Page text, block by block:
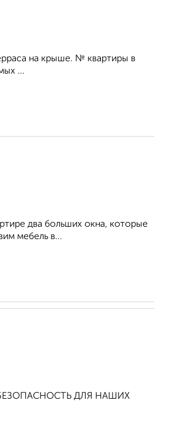
на крыше. № квартиры в
...
два больших окна, которые
мебель в...
БЕЗОПАСНОСТЬ ДЛЯ НАШИХ